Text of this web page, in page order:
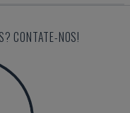
CONTATE-NOS!